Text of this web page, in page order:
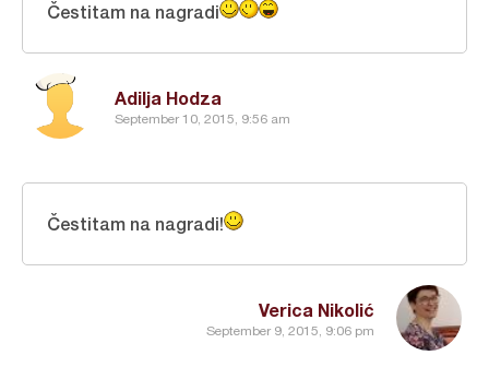
Adilja Hodza
September 10, 2015, 9:56 am
Čestitam na nagradi
Verica Nikolić
September 9, 2015, 9:06 pm
Čestitam na nagradi!